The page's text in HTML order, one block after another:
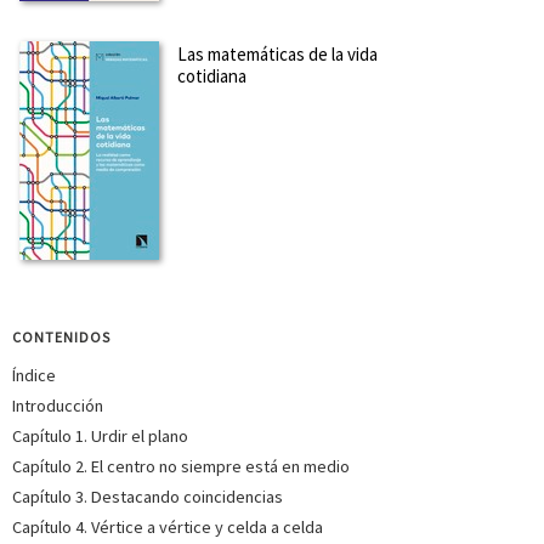
Las matemáticas de la vida
cotidiana
CONTENIDOS
Índice
Introducción
Capítulo 1. Urdir el plano
Capítulo 2. El centro no siempre está en medio
Capítulo 3. Destacando coincidencias
Capítulo 4. Vértice a vértice y celda a celda